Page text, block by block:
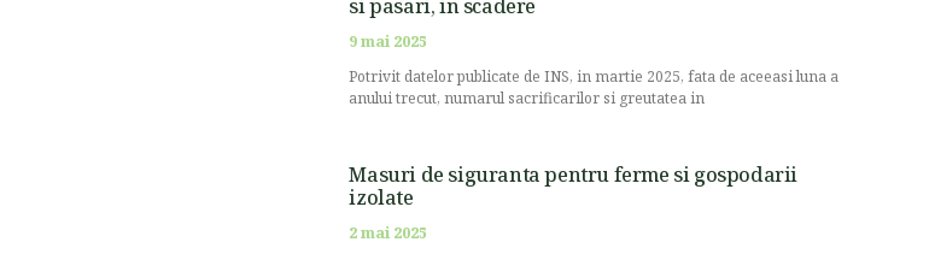
si pasari, in scadere
9 mai 2025
Potrivit datelor publicate de INS, in martie 2025, fata de aceeasi luna a
anului trecut, numarul sacrificarilor si greutatea in
Masuri de siguranta pentru ferme si gospodarii
izolate
2 mai 2025